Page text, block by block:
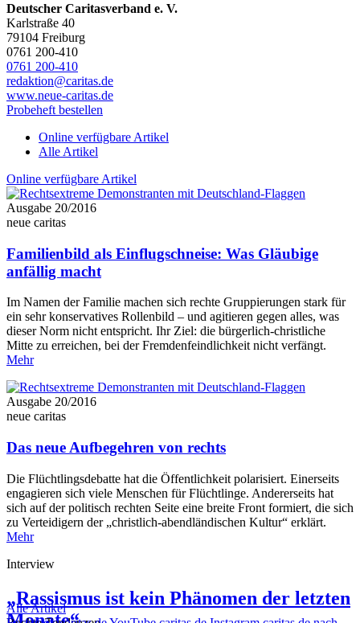
Deutscher Caritasverband e. V.
Karlstraße 40
79104 Freiburg
0761 200-410
0761 200-410
redaktion@caritas.de
www.neue-caritas.de
Probeheft bestellen
Online verfügbare Artikel
Alle Artikel
Online verfügbare Artikel
Ausgabe 20/2016
neue caritas
Familienbild als Einflugschneise: Was Gläubige
anfällig macht
Im Namen der Familie machen sich rechte Gruppierungen stark für
ein sehr konservatives Rollenbild – und agitieren gegen alles, was
dieser Norm nicht entspricht. Ihr Ziel: die ­bürgerlich-christliche
Mitte zu erreichen, bei der Fremdenfeindlichkeit nicht verfängt.
Mehr
Ausgabe 20/2016
neue caritas
Das neue Aufbegehren von rechts
Die Flüchtlingsdebatte hat die Öffentlichkeit polarisiert. Einerseits
engagieren sich viele Menschen für Flüchtlinge. Andererseits hat
sich auf der politisch rechten Seite eine breite Front formiert, die sich
zu Verteidigern der „christlich-abendländischen Kultur“ erklärt.
Mehr
Interview
„Rassismus ist kein Phänomen der letzten
Alle Artikel